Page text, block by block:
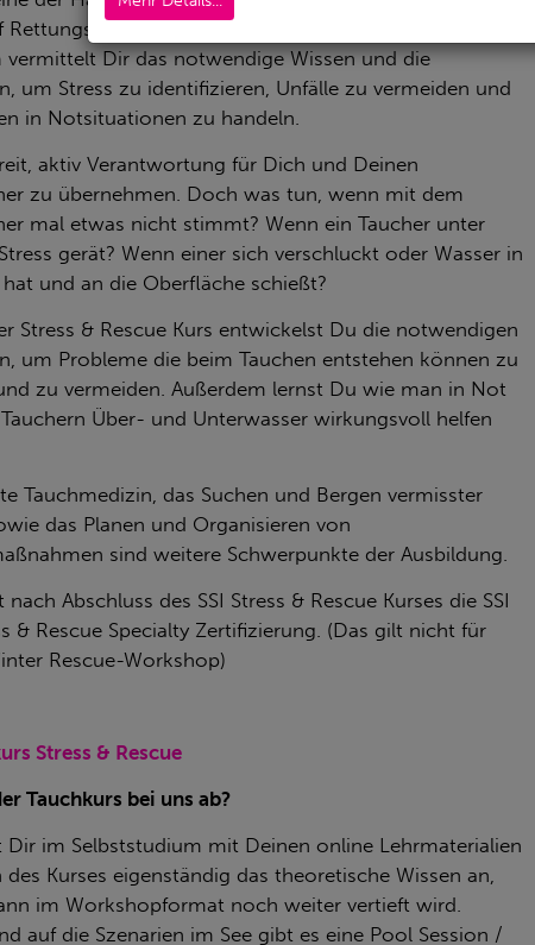
Rettungssituationen aus. Unser Stress & Rescue
vermittelt Dir das notwendige Wissen und die
um Stress zu identifizieren, Unfälle zu vermeiden und
in Notsituationen zu handeln.
aktiv Verantwortung für Dich und Deinen
zu übernehmen. Doch was tun, wenn mit dem
mal etwas nicht stimmt? Wenn ein Taucher unter
gerät? Wenn einer sich verschluckt oder Wasser in
und an die Oberfläche schießt?
Stress & Rescue Kurs entwickelst Du die notwendigen
um Probleme die beim Tauchen entstehen können zu
zu vermeiden. Außerdem lernst Du wie man in Not
Über- und Unterwasser wirkungsvoll helfen
Tauchmedizin, das Suchen und Bergen vermisster
das Planen und Organisieren von
sind weitere Schwerpunkte der Ausbildung.
Abschluss des SSI Stress & Rescue Kurses die SSI
& Rescue Specialty Zertifizierung. (Das gilt nicht für
Rescue-Workshop)
Stress & Rescue
Tauchkurs bei uns ab?
Dir im Selbststudium mit Deinen online Lehrmaterialien
Kurses eigenständig das theoretische Wissen an,
im Workshopformat noch weiter vertieft wird.
auf die Szenarien im See gibt es eine Pool Session /